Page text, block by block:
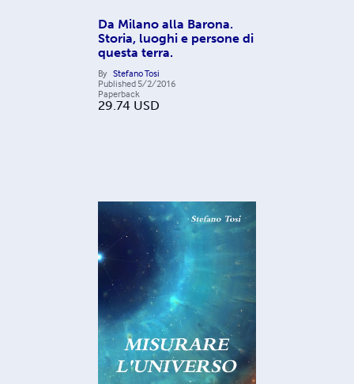
Da Milano alla Barona.
Storia, luoghi e persone di
questa terra.
By Stefano Tosi
Published 5/2/2016
Paperback
29.74 USD